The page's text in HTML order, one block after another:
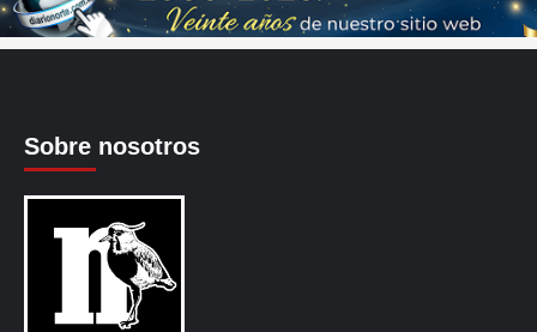
Sobre nosotros